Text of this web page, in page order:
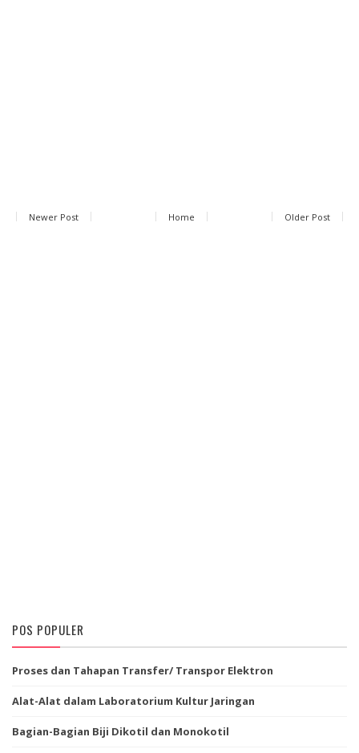
Newer Post Older Post
Home
POS POPULER
Proses dan Tahapan Transfer/ Transpor Elektron
Alat-Alat dalam Laboratorium Kultur Jaringan
Bagian-Bagian Biji Dikotil dan Monokotil